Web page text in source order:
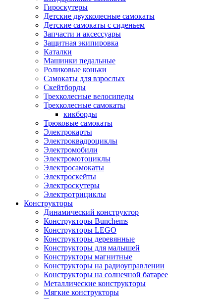
Гироскутеры
Детские двухколесные самокаты
Детские самокаты с сиденьем
Запчасти и аксессуары
Защитная экипировка
Каталки
Машинки педальные
Роликовые коньки
Самокаты для взрослых
Скейтборды
Трехколесные велосипеды
Трехколесные самокаты
кикборды
Трюковые самокаты
Электрокарты
Электроквадроциклы
Электромобили
Электромотоциклы
Электросамокаты
Электроскейты
Электроскутеры
Электротрициклы
Конструкторы
Динамический конструктор
Конструкторы Bunchems
Конструкторы LEGO
Конструкторы деревянные
Конструкторы для малышей
Конструкторы магнитные
Конструкторы на радиоуправлении
Конструкторы на солнечной батарее
Металлические конструкторы
Мягкие конструкторы